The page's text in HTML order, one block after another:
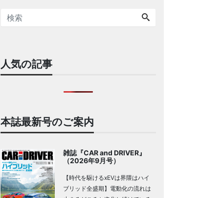
人気の記事
本誌最新号のご案内
雑誌『CAR and DRIVER』
（2026年9月号）
【時代を駆けるxEVは界隈はハイ
ブリッド全盛期】電動化の流れは